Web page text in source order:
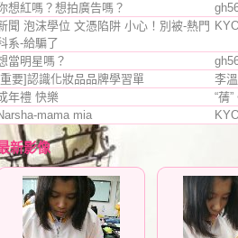
想紅嗎？想拍廣告嗎？
聞 泡沫學位 文憑陷阱 小心！別被-熱門
系-給騙了
當明星嗎？
要]認識化妝品品牌學習單
李
年禮 快樂
“蒨
mama mia
新影像